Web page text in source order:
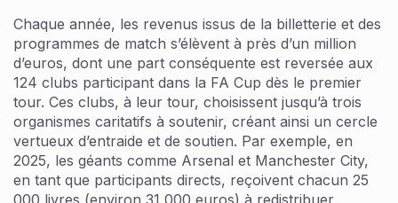
Chaque année, les revenus issus de la billetterie et des
programmes de match s’élèvent à près d’un million
d’euros, dont une part conséquente est reversée aux
124 clubs participant dans la FA Cup dès le premier
tour. Ces clubs, à leur tour, choisissent jusqu’à trois
organismes caritatifs à soutenir, créant ainsi un cercle
vertueux d’entraide et de soutien. Par exemple, en
2025, les géants comme Arsenal et Manchester City,
en tant que participants directs, reçoivent chacun 25
000 livres (environ 31 000 euros) à redistribuer,